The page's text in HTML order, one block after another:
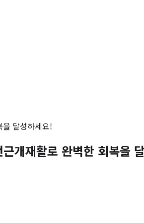
달성하세요!
개재활로 완벽한 회복을